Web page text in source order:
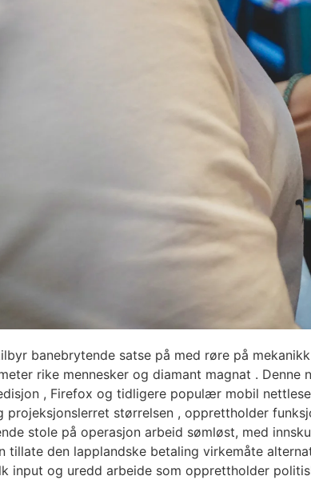
banebrytende satse på med røre på
rike mennesker og diamant magnat .
, Firefox og tidligere populær mobil
projeksjonslerret størrelsen , opprettholder
stole på operasjon arbeid sømløst, med
tillate den lapplandske betaling virkemåte
input og uredd arbeide som opprettholder